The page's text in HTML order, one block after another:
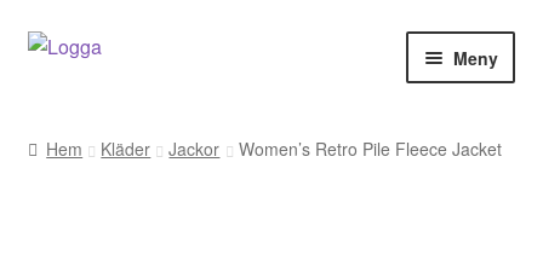
Hoppa
Hoppa
Meny
Hem Kläder Jackor Women’s Retro Pile Fleece Jacket